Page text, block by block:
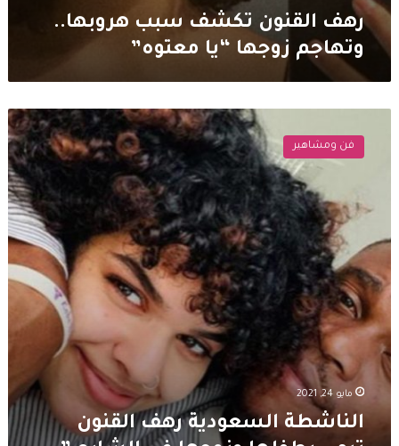
رهف القنون تكشف سبب هروبها..
وتهاجم زوجها “يا معتوه”
السعودية
بطفلها
في
الشارع:”
نعم
فعلتها!!”
فن ومشاهير
مايو 24, 2021
الناشطة السعودية رهف القنون